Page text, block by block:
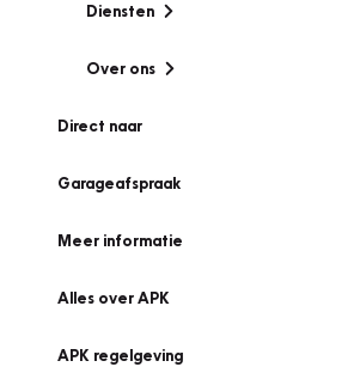
Diensten
Over ons
Direct naar
Garageafspraak
Meer informatie
Alles over APK
APK regelgeving